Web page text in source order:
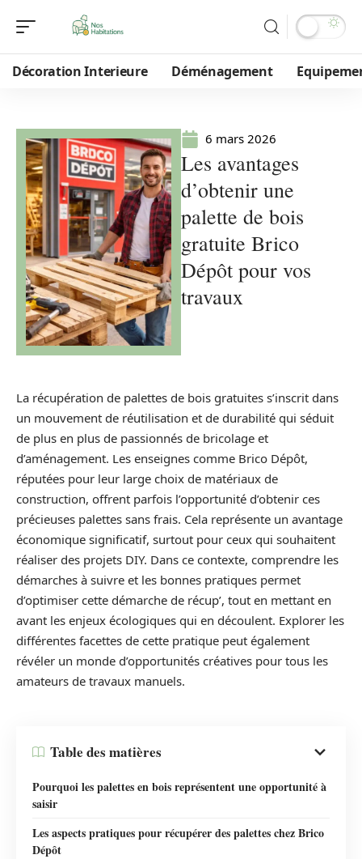
Décoration Interieure Déménagement
6 mars 2026
Les avantages
d’obtenir une
palette de bois
gratuite Brico
Dépôt pour vos
travaux
La récupération de palettes de bois gratuites s’inscrit dans
un mouvement de réutilisation et de durabilité qui séduit
de plus en plus de passionnés de bricolage et
d’aménagement. Les enseignes comme Brico Dépôt,
réputées pour leur large choix de matériaux de
construction, offrent parfois l’opportunité d’obtenir ces
précieuses palettes sans frais. Cela représente un avantage
économique significatif, surtout pour ceux qui souhaitent
réaliser des projets DIY. Dans ce contexte, comprendre les
démarches à suivre et les bonnes pratiques permet
d’optimiser cette démarche de récup’, tout en mettant en
avant les enjeux écologiques qui en découlent. Explorer les
différentes facettes de cette pratique peut également
révéler un monde d’opportunités créatives pour tous les
amateurs de travaux manuels.
Table des matières
Pourquoi les palettes en bois représentent une opportunité à
saisir
Les aspects pratiques pour récupérer des palettes chez Brico
Dépôt